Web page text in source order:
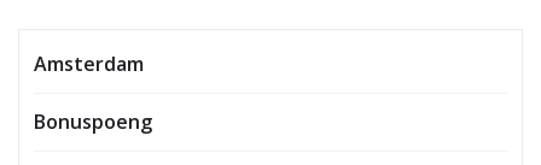
Amsterdam
Bonuspoeng